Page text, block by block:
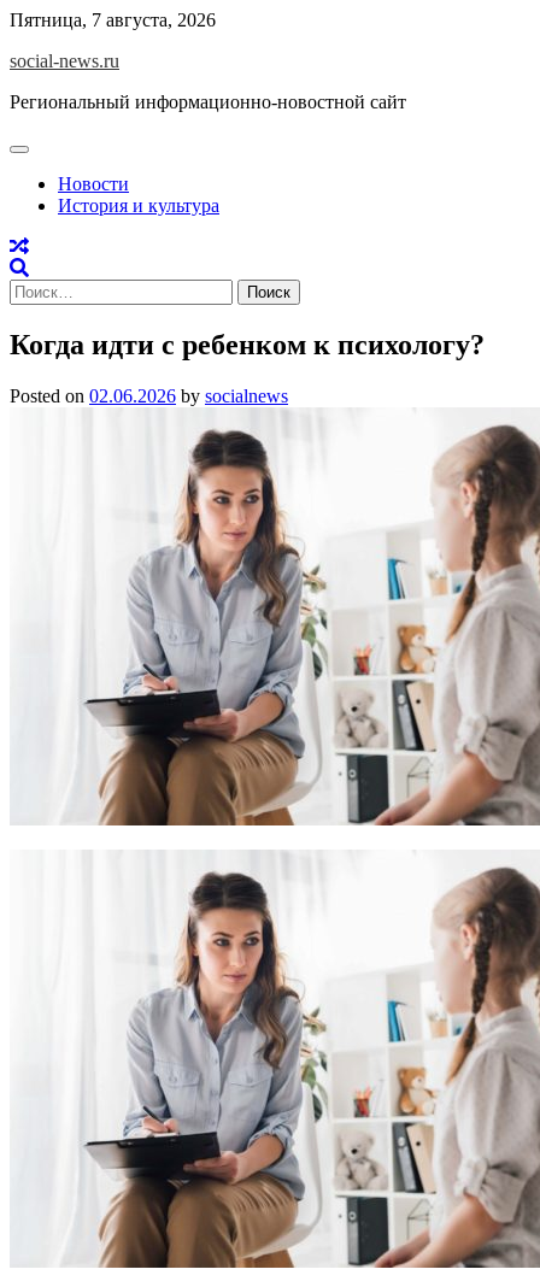
Skip
content
Пятница, 7 августа, 2026
social-news.ru
Региональный информационно-новостной сайт
Новости
История и культура
Найти:
Когда идти с ребенком к психологу?
Posted on 02.06.2026 by socialnews